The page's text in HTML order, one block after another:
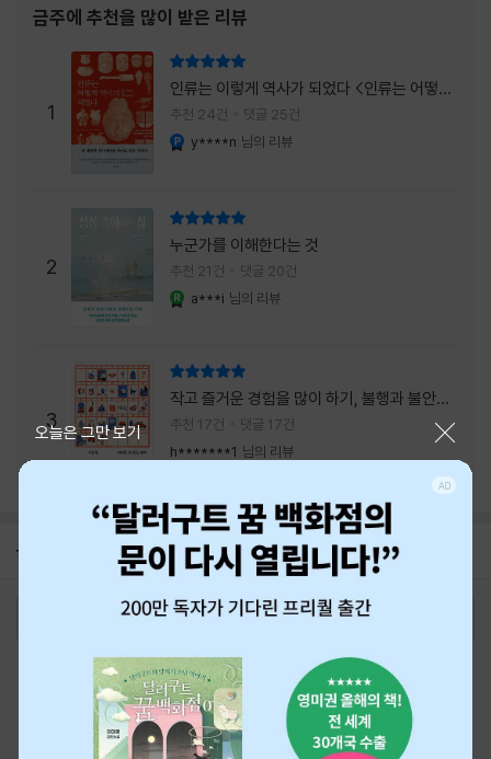
을 받게 된다. 그렇게 끝난 4권 이후, 나는 5권
이 출간되기만을 기다렸다. 형사가 아닌 호텔리
어가 된 닛타 고스케의 모습이 무척 궁금했기
때문이다. 그동안 호텔에서 잠복 수사를 하며
어설픈 호텔리어의 가면을 쓰고 있었다면, 이제
는 가면
금주에 추천을 많이 받은 리뷰
1
인류는 이렇게 역사가 되었다 <인류는 어떻게
역사가 되었나>
추천 24건 댓글 25건
y****n 님의 리뷰
2
누군가를 이해한다는 것
추천 21건 댓글 20건
a***i 님의 리뷰
3
작고 즐거운 경험을 많이 하기, 불행과 불안을
회피하지 말기, 그리고 좋은 사람을 많이 만나
기.
추천 17건
댓글 17건
h*******1 님의 리뷰
공지 26년 NBCI 수상 안내
2026-08-01
오늘은 그만 보기
최근 본 상품 주문/배송
고객센터 1544-3800 티켓 1544-6399
중고샵 1566-4295
eBook 1:1문의/채팅상담
예스이십사(주) 사업자 정보
이용약관
개인정보처리방침 청소년보호정책